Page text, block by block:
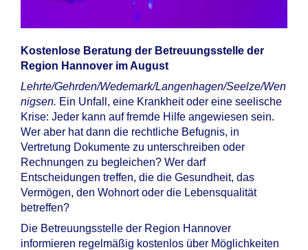
Kostenlose Beratung der Betreuungsstelle der
Region Hannover im August
Lehrte/Gehrden/Wedemark/Langenhagen/Seelze/Wen
nigsen. Ein Unfall, eine Krankheit oder eine seelische
Krise: Jeder kann auf fremde Hilfe angewiesen sein.
Wer aber hat dann die rechtliche Befugnis, in
Vertretung Dokumente zu unterschreiben oder
Rechnungen zu begleichen? Wer darf
Entscheidungen treffen, die die Gesundheit, das
Vermögen, den Wohnort oder die Lebensqualität
betreffen?
Die Betreuungsstelle der Region Hannover
informieren regelmäßig kostenlos über Möglichkeiten